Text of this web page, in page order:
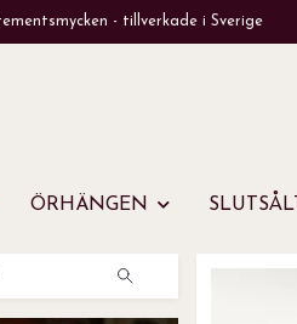
- tillverkade i Sverige
ÖRHÄNGEN SLUTSÅLT